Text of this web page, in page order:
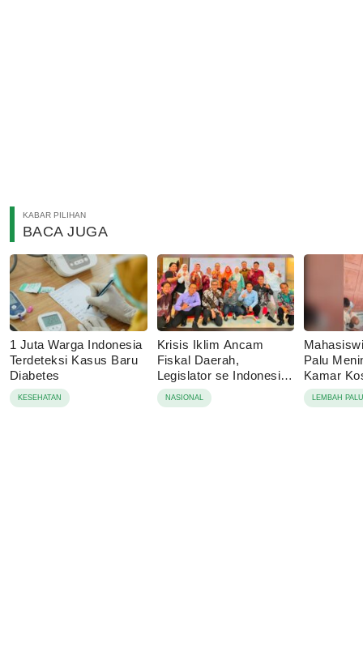
KABAR PILIHAN
BACA JUGA
1 Juta Warga Indonesia
Terdeteksi Kasus Baru
Diabetes
KESEHATAN
Krisis Iklim Ancam
Fiskal Daerah,
Legislator se Indonesia
Dorong APBD Berbasis
Ketahanan Lingkungan
NASIONAL
Palu
Kamar
Tolak
LEMBAH PALU